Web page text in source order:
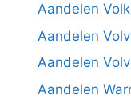
Aandelen
Aandelen
Aandelen
Aandelen